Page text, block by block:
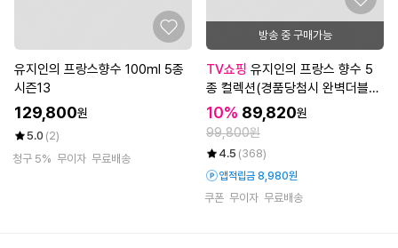
유지인의 프랑스향수 100ml 5종
시즌13
129,800원
5.0 (2)
청구 5% 무이자 무료배송
방송 중 구매가능
TV쇼핑
종 컬렉션(경품당첨시 완벽더블찬
스)
10% 89,820원
99,800원
4.5 (368)
앱적립금 8,980원
쿠폰 무이자 무료배송